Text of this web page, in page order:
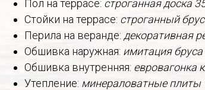
Пол на террасе: строганная доска
Стойки на террасе: строганный
Перила на веранде: декоративная
Обшивка наружная: имитация бруса
Обшивка внутренняя: евровагонка
Утепление: минераловатные плиты